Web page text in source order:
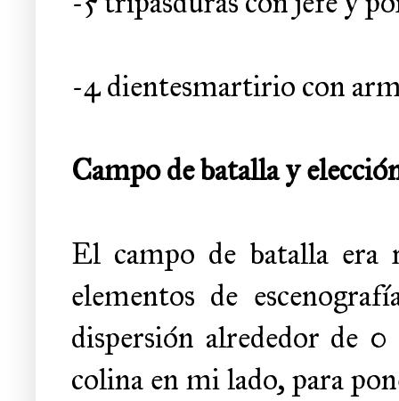
-4 dientesmartirio con
Campo de batalla y
El campo de batalla era
elementos de
dispersión alrededor de
colina en mi lado, para